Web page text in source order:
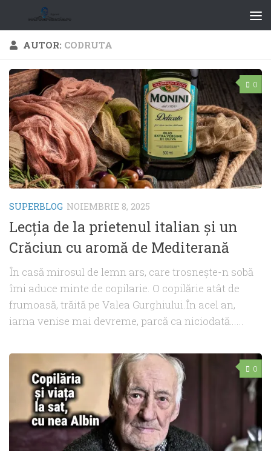
AUTOR: CODRUTA
0
SUPERBLOG NOIEMBRIE 8, 2025
Lecția de la prietenul italian și un
Crăciun cu aromă de Mediterană
În casă mirosul de lemn ars, care trosnește-n sobă
îmi aduce minte de copilarie. O copilărie atât de
frumoasă, trăită pe Valea Gurghiului.În acel an,
iarna venise mai devreme, parcă ca niciodată…...
0